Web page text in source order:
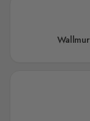
Wallmur